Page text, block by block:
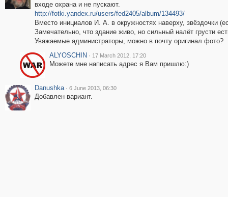
входе охрана и не пускают.
http://fotki.yandex.ru/users/fed2405/album/134493/
Вместо инициалов И. А. в окружностях наверху, звёздочки
Замечательно, что здание живо, но сильный налёт грусти
Уважаемые администраторы, можно в почту оригинал фото?
ALYOSCHIN · 17 March 2012, 17:20
Можете мне написать адрес я Вам пришлю:)
Danushka · 6 June 2013, 06:30
Добавлен вариант.